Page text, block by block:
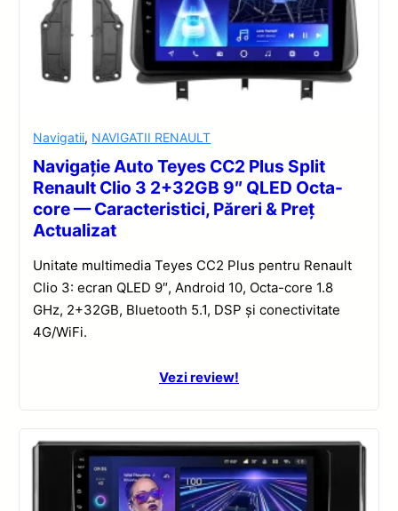
Navigatii, NAVIGATII RENAULT
Navigație Auto Teyes CC2 Plus Split
Renault Clio 3 2+32GB 9″ QLED Octa-
core — Caracteristici, Păreri & Preț
Actualizat
Unitate multimedia Teyes CC2 Plus pentru Renault
Clio 3: ecran QLED 9″, Android 10, Octa-core 1.8
GHz, 2+32GB, Bluetooth 5.1, DSP și conectivitate
4G/WiFi.
Vezi review!